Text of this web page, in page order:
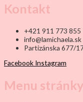
Kontakt
+421 911 773 855
info@lamichaela.sk
Partizánska 677/
Facebook Instagram
Menu stránky